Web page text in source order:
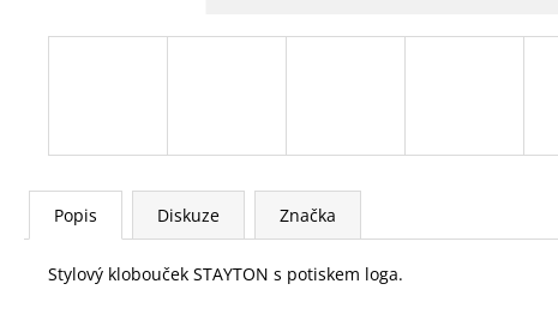
Popis Diskuze Značka
Stylový klobouček STAYTON s potiskem loga.